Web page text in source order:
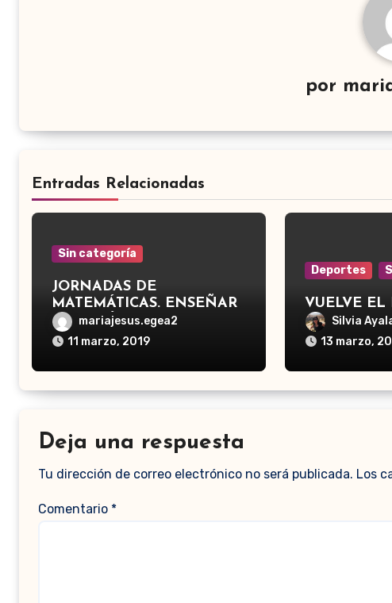
por
Entradas Relacionadas
Sin categoría
JORNADAS DE
MATEMÁTICAS. ENSEÑAR
MATEMÁTICAS EN EL
SIGLO XXI
mariajesus.egea2
11 marzo, 2019
Deportes
VUELVE EL
Silvia
13 marzo,
Deja una respuesta
Tu dirección de correo electrónico no será publicada. Los
Comentario *